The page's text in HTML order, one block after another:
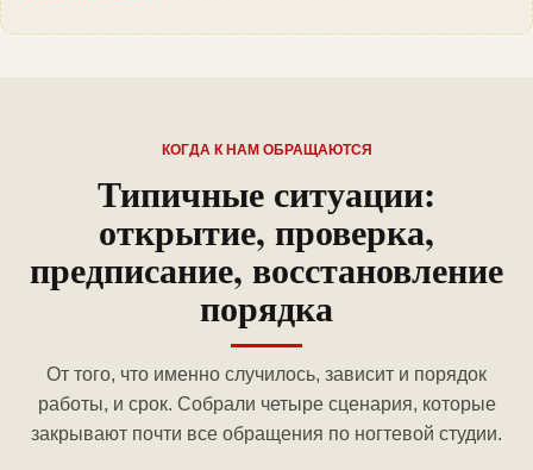
КОГДА К НАМ ОБРАЩАЮТСЯ
Типичные ситуации:
открытие, проверка,
предписание, восстановление
порядка
От того, что именно случилось, зависит и порядок
работы, и срок. Собрали четыре сценария, которые
закрывают почти все обращения по ногтевой студии.